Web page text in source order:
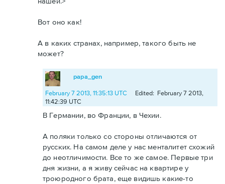
Вот оно как!
А в каких странах, например, такого быть не
может?
papa_gen
February 7 2013, 11:35:13 UTC
Edited: February 7 2013,
11:42:39 UTC
В Германии, во Франции, в Чехии.
А поляки только со стороны отличаются от
русских. На самом деле у нас менталитет схожий
до неотличимости. Все то же самое. Первые три
дня жизни, а я живу сейчас на квартире у
троюродного брата, еще видишь какие-то